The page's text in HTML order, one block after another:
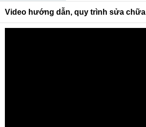
Video hướng dẫn, quy trình sửa chữa